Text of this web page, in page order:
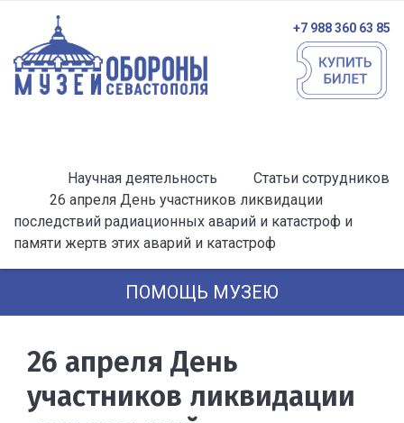
+7 988 360 63 85
Научная деятельность
Статьи сотрудников
26 апреля День участников ликвидации
последствий радиационных аварий и катастроф и
памяти жертв этих аварий и катастроф
ПОМОЩЬ МУЗЕЮ
26 апреля День
участников ликвидации